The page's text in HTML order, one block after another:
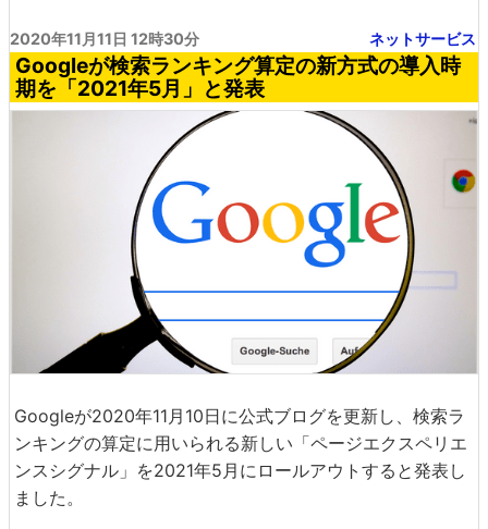
2020年11月11日 12時30分 ネットサービス
Googleが検索ランキング算定の新方式の導入時
期を「2021年5月」と発表
Googleが2020年11月10日に公式ブログを更新し、検索ラ
ンキングの算定に用いられる新しい「ページエクスペリエ
ンスシグナル」を2021年5月にロールアウトすると発表し
ました。